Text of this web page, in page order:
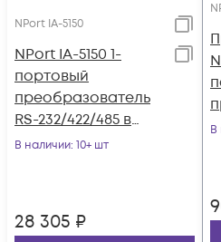
NPort IA-5150
NPort IA-5150 1-
портовый
преобразователь
RS-232/422/485 в
Ethernet MOXA
В наличии: 10+ шт
28 305 ₽
В